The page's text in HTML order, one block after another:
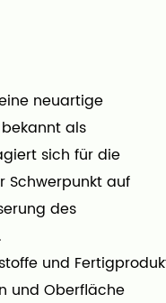
neuartige
als
sich für die
Schwerpunkt auf
des
und
und Oberfläche